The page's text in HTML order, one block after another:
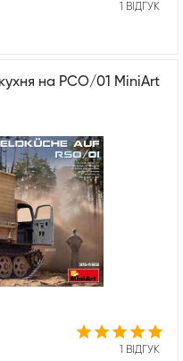
1 ВІДГУК
на РСО/01 MiniArt
1 ВІДГУК